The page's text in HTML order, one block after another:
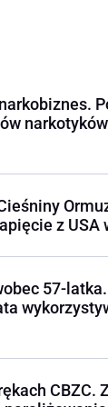
z USA
57-
CBZC.